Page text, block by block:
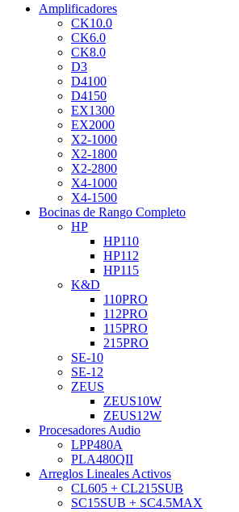
Amplificadores
CK10.0
CK6.0
CK8.0
D3
D4100
D4150
EX1300
EX2000
X2-1000
X2-1800
X2-2800
X4-1000
X4-1500
Bocinas de Rango Completo
HP
HP110
HP112
HP115
K&D
110PRO
112PRO
115PRO
215PRO
SE-10
SE-12
ZEUS
ZEUS10W
ZEUS12W
Procesadores Audio
LPP480A
PLA480QII
Arreglos Lineales Activos
CL605 + CL215SUB
SC15SUB + SC4.5MAX